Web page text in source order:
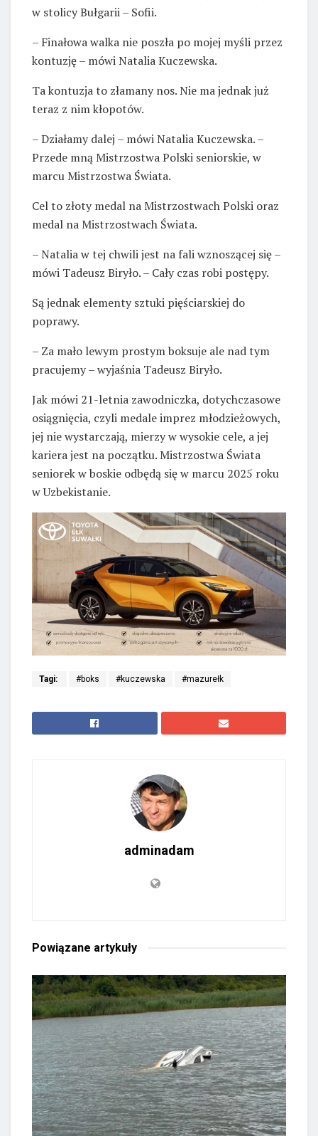
w stolicy Bułgarii – Sofii.
– Finałowa walka nie poszła po mojej myśli przez
kontuzję – mówi Natalia Kuczewska.
Ta kontuzja to złamany nos. Nie ma jednak już
teraz z nim kłopotów.
– Działamy dalej – mówi Natalia Kuczewska. –
Przede mną Mistrzostwa Polski seniorskie, w
marcu Mistrzostwa Świata.
Cel to złoty medal na Mistrzostwach Polski oraz
medal na Mistrzostwach Świata.
– Natalia w tej chwili jest na fali wznoszącej się –
mówi Tadeusz Biryło. – Cały czas robi postępy.
Są jednak elementy sztuki pięściarskiej do
poprawy.
– Za mało lewym prostym boksuje ale nad tym
pracujemy – wyjaśnia Tadeusz Biryło.
Jak mówi 21-letnia zawodniczka, dotychczasowe
osiągnięcia, czyli medale imprez młodzieżowych,
jej nie wystarczają, mierzy w wysokie cele, a jej
kariera jest na początku. Mistrzostwa Świata
seniorek w boskie odbędą się w marcu 2025 roku
w Uzbekistanie.
Tagi: #boks #kuczewska #mazurełk
adminadam
Powiązane artykuły